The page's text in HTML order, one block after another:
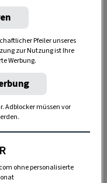
und lieben es, auf
zu werkeln? In
finden Sie täglich
Balkon- und
Pfeiler unseres
zur Nutzung ist Ihre
Werbung.
Adblocker müssen vor
ohne personalisierte